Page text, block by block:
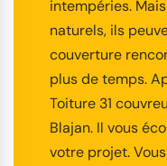
intempéries.
naturels, ils
couverture
plus de temps.
Toiture 31
Blajan. Il vous
votre projet.